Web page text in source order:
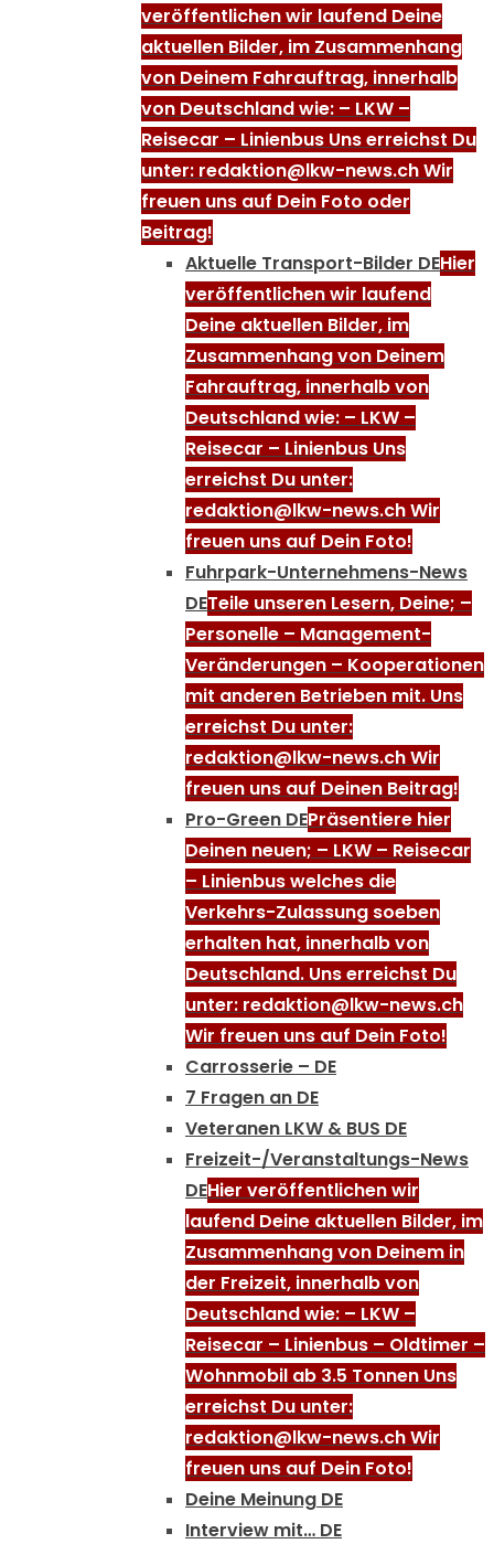
veröffentlichen wir laufend Deine
aktuellen Bilder, im Zusammenhang
von Deinem Fahrauftrag, innerhalb
von Deutschland wie: – LKW –
Reisecar – Linienbus Uns erreichst Du
unter: redaktion@lkw-news.ch Wir
freuen uns auf Dein Foto oder
Beitrag!
Aktuelle Transport-Bilder DEHier
veröffentlichen wir laufend
Deine aktuellen Bilder, im
Zusammenhang von Deinem
Fahrauftrag, innerhalb von
Deutschland wie: – LKW –
Reisecar – Linienbus Uns
erreichst Du unter:
redaktion@lkw-news.ch Wir
freuen uns auf Dein Foto!
Fuhrpark-Unternehmens-News
DETeile unseren Lesern, Deine; –
Personelle – Management-
Veränderungen – Kooperationen
mit anderen Betrieben mit. Uns
erreichst Du unter:
redaktion@lkw-news.ch Wir
freuen uns auf Deinen Beitrag!
Pro-Green DEPräsentiere hier
Deinen neuen; – LKW – Reisecar
– Linienbus welches die
Verkehrs-Zulassung soeben
erhalten hat, innerhalb von
Deutschland. Uns erreichst Du
unter: redaktion@lkw-news.ch
Wir freuen uns auf Dein Foto!
Carrosserie – DE
7 Fragen an DE
Veteranen LKW & BUS DE
Freizeit-/Veranstaltungs-News
DEHier veröffentlichen wir
laufend Deine aktuellen Bilder, im
Zusammenhang von Deinem in
der Freizeit, innerhalb von
Deutschland wie: – LKW –
Reisecar – Linienbus – Oldtimer –
Wohnmobil ab 3.5 Tonnen Uns
erreichst Du unter:
redaktion@lkw-news.ch Wir
freuen uns auf Dein Foto!
Deine Meinung DE
Interview mit… DE